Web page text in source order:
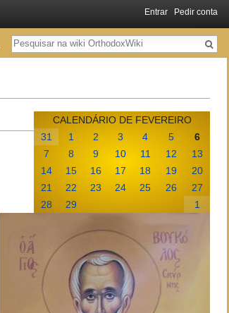
CALENDÁRIO DE FEVEREIRO
31
1 2 3 4 5
6
7
8 9 10 11 12
13
14
15 16 17 18 19
20
21
22 23 24 25 26
27
28
29 1
Entrar Pedir conta
Pesquisa